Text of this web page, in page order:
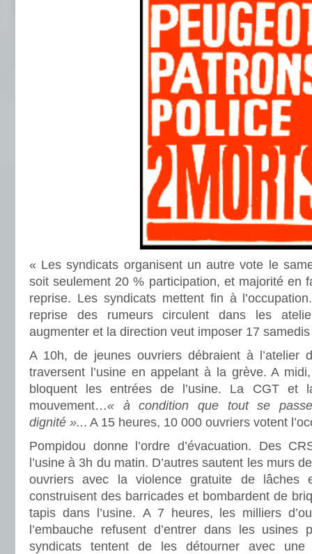
« Les syndicats organisent un autre vote le
soit seulement 20 % participation, et majorité en
reprise. Les syndicats mettent fin à
reprise des rumeurs circulent dans les
augmenter et la direction veut imposer 17
A 10h, de jeunes ouvriers débraient à l’atelier
traversent l’usine en appelant à la grève. A
bloquent les entrées de l’usine. La CGT et
mouvement…« à condition que tout se
dignité »... A 15 heures, 10 000 ouvriers votent
Pompidou donne l’ordre d’évacuation. Des
l’usine à 3h du matin. D’autres sautent les murs
ouvriers avec la violence gratuite de lâches
construisent des barricades et bombardent de
tapis dans l’usine. A 7 heures, les milliers
l’embauche refusent d’entrer dans les usines
syndicats tentent de les détourner avec